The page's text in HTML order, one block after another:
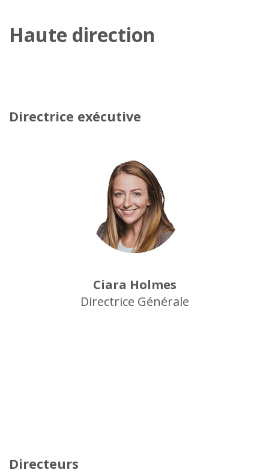
Haute direction
Directrice exécutive
Ciara Holmes
Directrice Générale
Directeurs